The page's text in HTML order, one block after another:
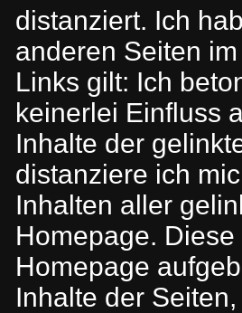
distanziert. Ich
anderen Seiten
Links gilt: Ich
keinerlei Einfluss
Inhalte der
distanziere ich
Inhalten aller
Homepage.
Homepage
Inhalte der